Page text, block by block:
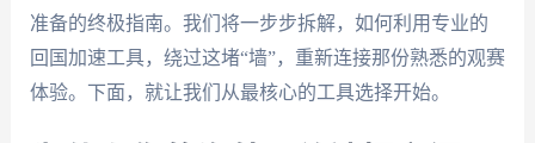
准备的终极指南。我们将一步步拆解，如何利用专业的
回国加速工具，绕过这堵“墙”，重新连接那份熟悉的观赛
体验。下面，就让我们从最核心的工具选择开始。